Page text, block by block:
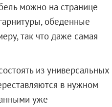
можно на странице
обеденные
так что даже самая
из универсальных
в нужном
уже